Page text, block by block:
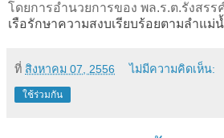
โดยการอำนวยการของ พล.ร.ต.รังสร
เรือรักษาความสงบเรียบร้อยตามลำแม่
ที่ สิงหาคม 07, 2556 ไม่มีความคิดเห็น:
ใช้ร่วมกัน